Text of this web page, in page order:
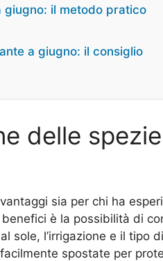
giugno: il metodo pratico
a giugno: il consiglio
delle
sia per chi ha
è la possibilità di
sole, l’irrigazione e il tipo
spostate per